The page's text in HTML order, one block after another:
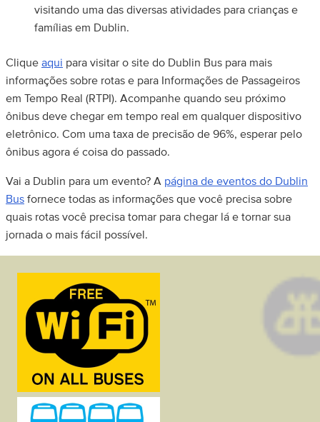
visitando uma das diversas atividades para crianças e
famílias em Dublin.
Clique aqui para visitar o site do Dublin Bus para mais
informações sobre rotas e para Informações de Passageiros
em Tempo Real (RTPI). Acompanhe quando seu próximo
ônibus deve chegar em tempo real em qualquer dispositivo
eletrônico. Com uma taxa de precisão de 96%, esperar pelo
ônibus agora é coisa do passado.
Vai a Dublin para um evento? A página de eventos do Dublin
Bus fornece todas as informações que você precisa sobre
quais rotas você precisa tomar para chegar lá e tornar sua
jornada o mais fácil possível.